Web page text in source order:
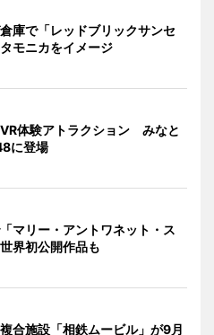
庫で「レッドブリックサンセ
モニカをイメージ
体験アトラクション みなと
に登場
マリー・アントワネット・ス
界初公開作品も
合施設「相鉄ムービル」が9月